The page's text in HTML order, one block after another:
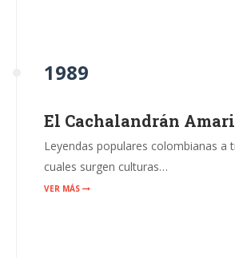
1989
El Cachalandrán
Leyendas populares colombianas a
cuales surgen culturas…
VER MÁS